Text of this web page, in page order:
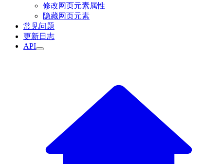
修改网页元素属性
隐藏网页元素
常见问题
更新日志
API